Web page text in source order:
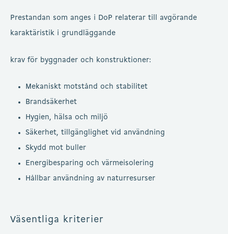
Prestandan som anges i DoP relaterar till avgörande
karaktäristik i grundläggande
krav för byggnader och konstruktioner:
Mekaniskt motstånd och stabilitet
Brandsäkerhet
Hygien, hälsa och miljö
Säkerhet, tillgänglighet vid användning
Skydd mot buller
Energibesparing och värmeisolering
Hållbar användning av naturresurser
Väsentliga kriterier